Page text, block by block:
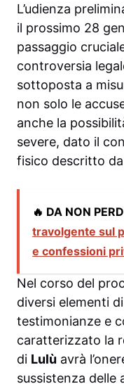
L’udienza
il prossimo 28
passaggio
controversia
sottoposta a
non solo le
anche la
severe, dato il
fisico descritto
🔥 DA NON
travolgente sul
e confessioni
Nel corso del
diversi elementi
testimonianze e
caratterizzato la
di Lulù avrà
sussistenza delle